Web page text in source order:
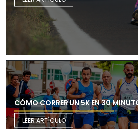
CÓMO CORRER UN 5K EN 30
LEER ARTÍCULO